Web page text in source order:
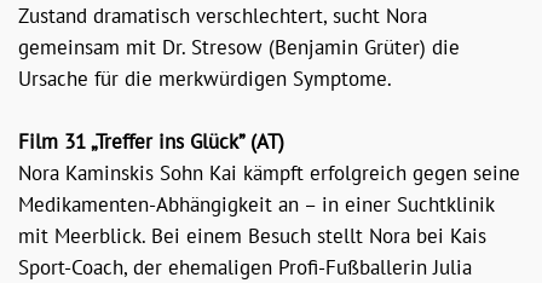
Zustand dramatisch verschlechtert, sucht Nora
gemeinsam mit Dr. Stresow (Benjamin Grüter) die
Ursache für die merkwürdigen Symptome.
Film 31 „Treffer ins Glück” (AT)
Nora Kaminskis Sohn Kai kämpft erfolgreich gegen seine
Medikamenten-Abhängigkeit an – in einer Suchtklinik
mit Meerblick. Bei einem Besuch stellt Nora bei Kais
Sport-Coach, der ehemaligen Profi-Fußballerin Julia